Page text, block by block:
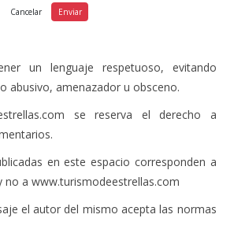
un lenguaje respetuoso, evitando
abusivo, amenazador u obsceno.
se reserva el derecho a
en este espacio corresponden a
no a www.turismodeestrellas.com
el autor del mismo acepta las normas